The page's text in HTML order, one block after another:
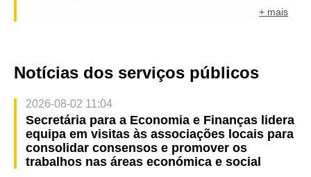
+ mais
Notícias dos serviços públicos
2026-08-02 11:04
Secretária para a Economia e Finanças lidera
equipa em visitas às associações locais para
consolidar consensos e promover os
trabalhos nas áreas económica e social